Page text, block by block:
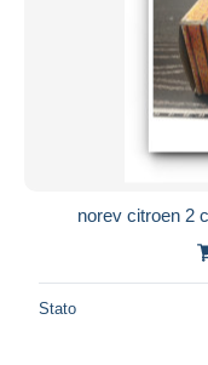
norev citroen 2
Stato